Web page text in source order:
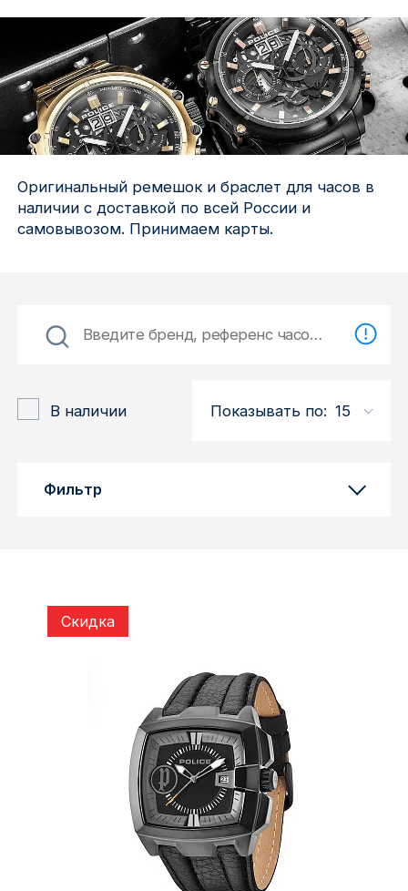
Ижевск
Архангельск
Иркутск
Казань
Воронеж
3-й Участок
52127 городок
Оригинальный ремешок и браслет для часов в
наличии с доставкой по всей России и
самовывозом. Принимаем карты.
В наличии Показывать по: 15
Фильтр
Скидка